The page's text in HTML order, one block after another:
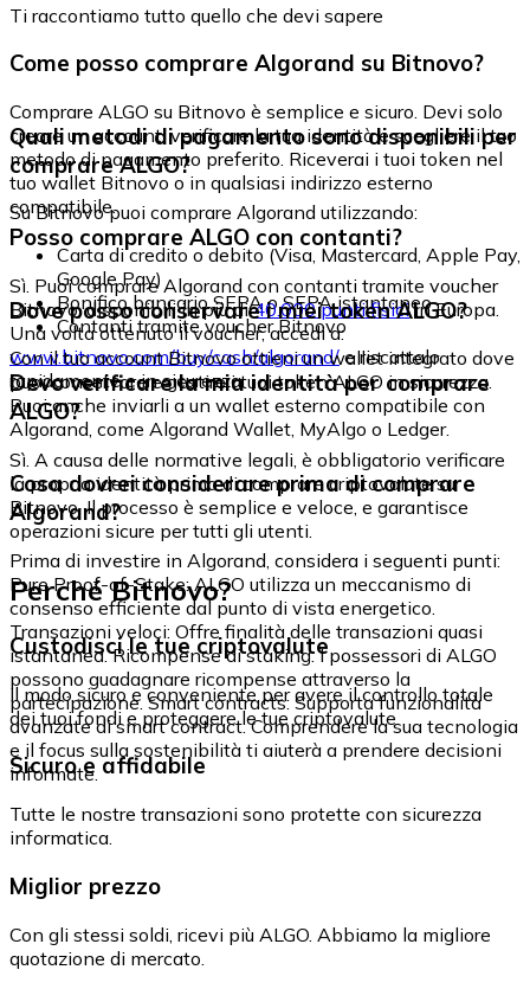
Ti raccontiamo tutto quello che devi sapere
Come posso comprare Algorand su Bitnovo?
Comprare ALGO su Bitnovo è semplice e sicuro. Devi solo
creare un account, verificare la tua identità e scegliere il tuo
metodo di pagamento preferito. Riceverai i tuoi token nel
tuo wallet Bitnovo o in qualsiasi indirizzo esterno
compatibile.
Quali metodi di pagamento sono disponibili per
comprare ALGO?
Su Bitnovo puoi comprare Algorand utilizzando:
Carta di credito o debito (Visa, Mastercard, Apple Pay,
Google Pay)
Bonifico bancario SEPA o SEPA istantaneo
Contanti tramite voucher Bitnovo
Posso comprare ALGO con contanti?
Sì. Puoi comprare Algorand con contanti tramite voucher
Bitnovo, disponibili in più di40.000 punti fisiciin Europa.
Una volta ottenuto il voucher, accedi a:
www.bitnovo.com/buy/cash/algorand/e riscattalo
rapidamente e in sicurezza.
Dove posso conservare i miei token ALGO?
Con il tuo account Bitnovo ottieni un wallet integrato dove
puoi conservare e gestire i tuoi token ALGO in sicurezza.
Puoi anche inviarli a un wallet esterno compatibile con
Algorand, come Algorand Wallet, MyAlgo o Ledger.
Devo verificare la mia identità per comprare
ALGO?
Sì. A causa delle normative legali, è obbligatorio verificare
la propria identità prima di comprare criptovalute su
Bitnovo. Il processo è semplice e veloce, e garantisce
operazioni sicure per tutti gli utenti.
Cosa dovrei considerare prima di comprare
Algorand?
Prima di investire in Algorand, considera i seguenti punti:
Pure Proof-of-Stake: ALGO utilizza un meccanismo di
consenso efficiente dal punto di vista energetico.
Transazioni veloci: Offre finalità delle transazioni quasi
istantanea. Ricompense di staking: I possessori di ALGO
possono guadagnare ricompense attraverso la
partecipazione. Smart contracts: Supporta funzionalità
avanzate di smart contract. Comprendere la sua tecnologia
e il focus sulla sostenibilità ti aiuterà a prendere decisioni
informate.
Perché Bitnovo?
Custodisci le tue criptovalute
Il modo sicuro e conveniente per avere il controllo totale
dei tuoi fondi e proteggere le tue criptovalute.
Sicuro e affidabile
Tutte le nostre transazioni sono protette con sicurezza
informatica.
Miglior prezzo
Con gli stessi soldi, ricevi più ALGO. Abbiamo la migliore
quotazione di mercato.